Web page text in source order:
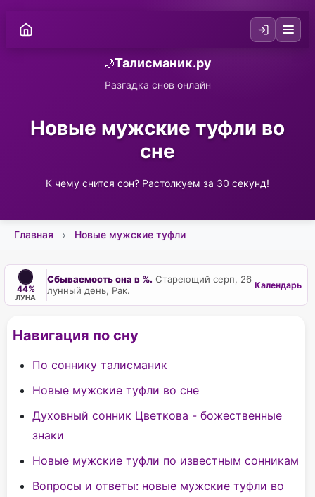
🌙Талисманик.ру
Разгадка снов онлайн
Новые мужские туфли во
сне
К чему снится сон? Растолкуем за 30 секунд!
Главная Новые мужские туфли
44%
ЛУНА
Сбываемость сна в %. Стареющий серп, 26
лунный день, Рак.
Календарь
Навигация по сну
По соннику талисманик
Новые мужские туфли во сне
Духовный сонник Цветкова - божественные
знаки
Новые мужские туфли по известным сонникам
Вопросы и ответы: новые мужские туфли во